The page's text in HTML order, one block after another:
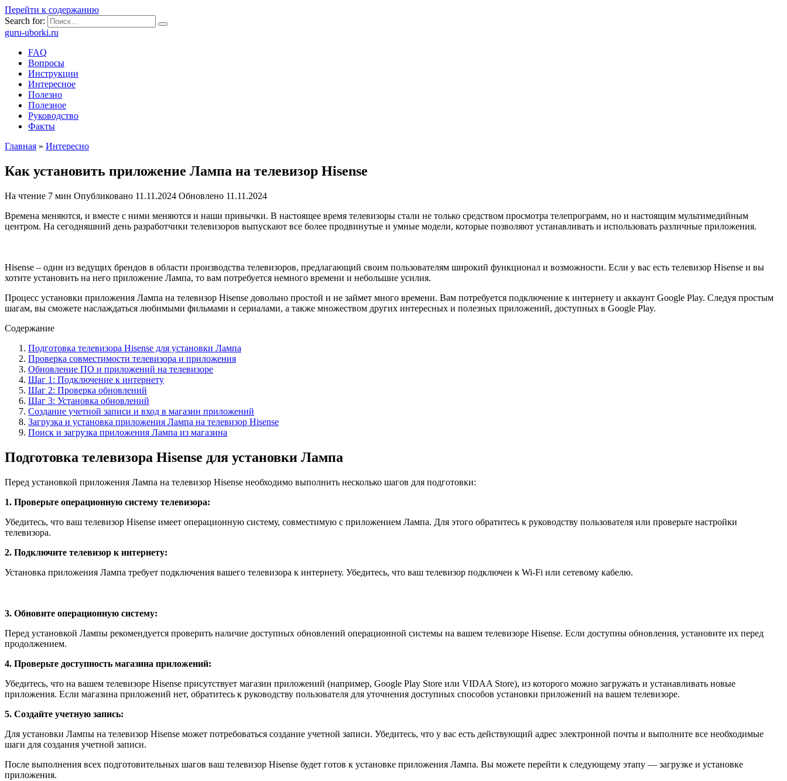
Перейти к содержанию
Search for:
guru-uborki.ru
FAQ
Вопросы
Инструкции
Интересное
Полезно
Полезное
Руководство
Факты
Главная » Интересно
Как установить приложение Лампа на телевизор Hisense
На чтение 7 мин Опубликовано 11.11.2024 Обновлено 11.11.2024
Времена меняются, и вместе с ними меняются и наши привычки. В настоящее время телевизоры стали не только средством просмотра телепрограмм, но и настоящим мультимедийным
центром. На сегодняшний день разработчики телевизоров выпускают все более продвинутые и умные модели, которые позволяют устанавливать и использовать различные приложения.
Hisense – один из ведущих брендов в области производства телевизоров, предлагающий своим пользователям широкий функционал и возможности. Если у вас есть телевизор Hisense и вы
хотите установить на него приложение Лампа, то вам потребуется немного времени и небольшие усилия.
Процесс установки приложения Лампа на телевизор Hisense довольно простой и не займет много времени. Вам потребуется подключение к интернету и аккаунт Google Play. Следуя простым
шагам, вы сможете наслаждаться любимыми фильмами и сериалами, а также множеством других интересных и полезных приложений, доступных в Google Play.
Содержание
Подготовка телевизора Hisense для установки Лампа
Проверка совместимости телевизора и приложения
Обновление ПО и приложений на телевизоре
Шаг 1: Подключение к интернету
Шаг 2: Проверка обновлений
Шаг 3: Установка обновлений
Создание учетной записи и вход в магазин приложений
Загрузка и установка приложения Лампа на телевизор Hisense
Поиск и загрузка приложения Лампа из магазина
Подготовка телевизора Hisense для установки Лампа
Перед установкой приложения Лампа на телевизор Hisense необходимо выполнить несколько шагов для подготовки:
1. Проверьте операционную систему телевизора:
Убедитесь, что ваш телевизор Hisense имеет операционную систему, совместимую с приложением Лампа. Для этого обратитесь к руководству пользователя или проверьте настройки
телевизора.
2. Подключите телевизор к интернету:
Установка приложения Лампа требует подключения вашего телевизора к интернету. Убедитесь, что ваш телевизор подключен к Wi-Fi или сетевому кабелю.
3. Обновите операционную систему:
Перед установкой Лампы рекомендуется проверить наличие доступных обновлений операционной системы на вашем телевизоре Hisense. Если доступны обновления, установите их перед
продолжением.
4. Проверьте доступность магазина приложений:
Убедитесь, что на вашем телевизоре Hisense присутствует магазин приложений (например, Google Play Store или VIDAA Store), из которого можно загружать и устанавливать новые
приложения. Если магазина приложений нет, обратитесь к руководству пользователя для уточнения доступных способов установки приложений на вашем телевизоре.
5. Создайте учетную запись:
Для установки Лампы на телевизор Hisense может потребоваться создание учетной записи. Убедитесь, что у вас есть действующий адрес электронной почты и выполните все необходимые
шаги для создания учетной записи.
После выполнения всех подготовительных шагов ваш телевизор Hisense будет готов к установке приложения Лампа. Вы можете перейти к следующему этапу — загрузке и установке
приложения.